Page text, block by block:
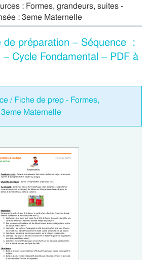
: Formes, grandeurs, suites -
: 3eme Maternelle
de préparation – Séquence :
Cycle Fondamental – PDF à
/ Fiche de prep - Formes,
Maternelle